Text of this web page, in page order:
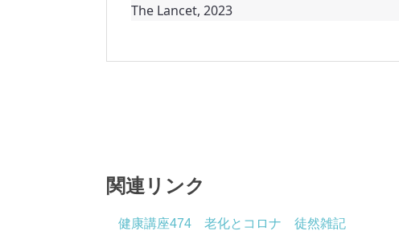
The Lancet, 2023
関連リンク
健康講座474 老化とコロナ 徒然雑記